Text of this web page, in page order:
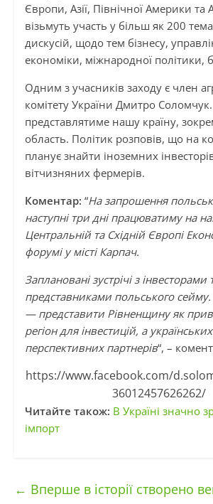
Європи, Азії, Північної Америки
візьмуть участь у більш як 200
дискусій, щодо тем бізнесу,
економіки, міжнародної політики,
Одним з учасників заходу є член
комітету України Дмитро
представлятиме нашу країну,
область. Політик розповів, що на
планує знайти іноземних
вітчизняних фермерів.
Коментар: “На запрошення
наступні три дні працюватиму на
Центральній та Східній Європі
форумі у місті Карпач.
Заплановані зустрічі з інвесторами
представниками польського
— представити Рівненщину як
регіон для інвестицій, а
перспективних партнерів“, –
https://www.facebook.com/
36012457626262/
Читайте також: В Україні значно
імпорт
← Вперше в історії створено